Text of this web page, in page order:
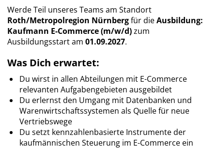
Werde Teil unseres Teams am Standort
Roth/Metropolregion Nürnbergfür dieAusbildung:
Kaufmann E-Commerce (m/w/d)zum
Ausbildungsstart am 01.09.2027.
Was Dich erwartet:
Du wirst in allen Abteilungen mit E-Commerce
relevanten Aufgabengebieten ausgebildet
Du erlernst den Umgang mit Datenbanken und
Warenwirtschaftssystemen als Quelle für neue
Vertriebswege
Du setzt kennzahlenbasierte Instrumente der
kaufmännischen Steuerung im E-Commerce ein